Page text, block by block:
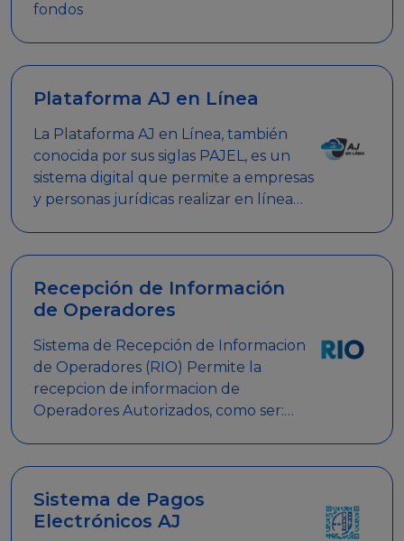
fondos
Plataforma AJ en Línea
La Plataforma AJ en Línea, también
conocida por sus siglas PAJEL, es un
sistema digital que permite a empresas
y personas jurídicas realizar en línea
Recepción de Información
de Operadores
Sistema de Recepción de Informacion
de Operadores (RIO) Permite la
recepcion de informacion de
Operadores Autorizados, como ser:
Sistema de Pagos
Electrónicos AJ